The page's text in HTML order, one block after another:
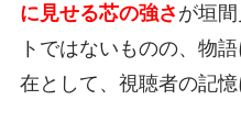
に見せる芯の強さ が垣
トではないものの、物
在として、視聴者の記憶